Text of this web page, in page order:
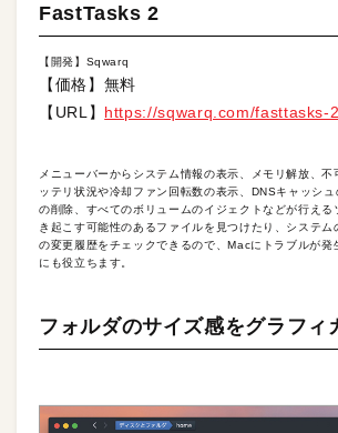
FastTasks 2
【開発】Sqwarq
【価格】無料
【URL】 https://sqwarq.com/fasttasks-
メニューバーからシステム情報の表示、メモリ解放、
ッテリ状況や冷却ファン回転数の表示、DNSキャッシュ
の削除、すべてのボリュームのイジェクトなどが行える
き起こす可能性のあるファイルを見つけたり、システ
の変更履歴をチェックできるので、Macにトラブルが発
にも役立ちます。
フォルダのサイズ感をグラフィ